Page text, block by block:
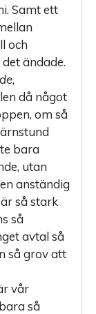
Samt ett
och
ändade.
,
då något
om så
bara
utan
anständig
så stark
så
avtal så
så grov att
vår
så